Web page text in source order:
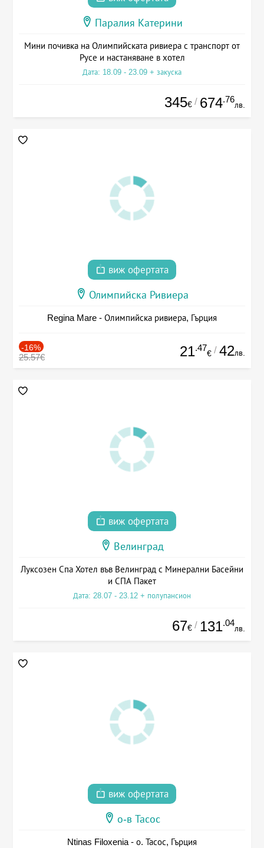
Паралия Катерини
Мини почивка на Олимпийската ривиера с транспорт от
Русе и настаняване в хотел
Дата: 18.09 - 23.09 + закуска
345€ / 674.76
лв.
виж офертата
Олимпийска Ривиера
Regina Mare - Олимпийска ривиера, Гърция
-16%
25.57€ 21.47
€ / 42лв.
виж офертата
Велинград
Луксозен Спа Хотел във Велинград с Минерални Басейни
и СПА Пакет
Дата: 28.07 - 23.12 + полупансион
67€ / 131.04
лв.
виж офертата
о-в Тасос
Ntinas Filoxenia - о. Тасос, Гърция